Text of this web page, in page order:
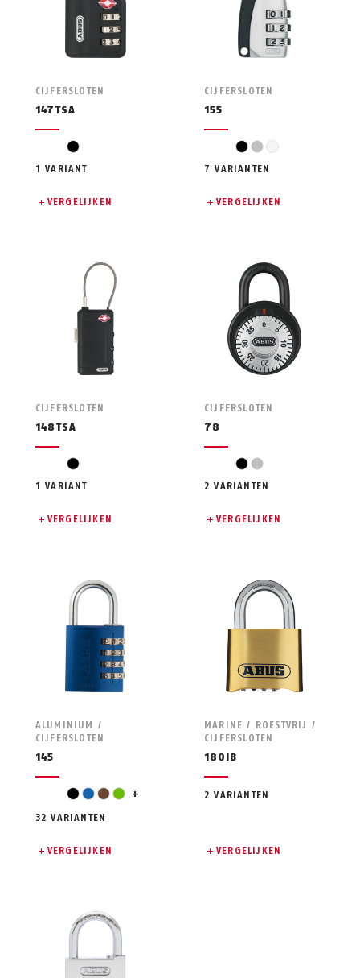
CIJFERSLOTEN
147TSA
zwart
1 VARIANT
VERGELIJKEN
CIJFERSLOTEN
155
zwart
zilver
wit
7 VARIANTEN
VERGELIJKEN
CIJFERSLOTEN
148TSA
zwart
1 VARIANT
VERGELIJKEN
CIJFERSLOTEN
78
zwartzilver
2 VARIANTEN
VERGELIJKEN
ALUMINIUM /
CIJFERSLOTEN
145
zwartblauw
bruingroen
grijs +
32 VARIANTEN
VERGELIJKEN
MARINE / ROESTVRIJ /
CIJFERSLOTEN
180IB
2 VARIANTEN
VERGELIJKEN